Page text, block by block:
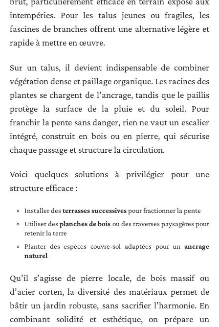
intempéries. Pour les talus jeunes ou fragiles, les
fascines de branches offrent une alternative légère et
rapide à mettre en œuvre.
Sur un talus, il devient indispensable de combiner
végétation dense et paillage organique. Les racines des
plantes se chargent de l’ancrage, tandis que le paillis
protège la surface de la pluie et du soleil. Pour
franchir la pente sans danger, rien ne vaut un escalier
intégré, construit en bois ou en pierre, qui sécurise
chaque passage et structure la circulation.
Voici quelques solutions à privilégier pour une
structure efficace :
Installer desterrasses successivespour fractionner la pente
Utiliser desplanches de bois ou des traverses paysagères pour
retenir la terre
Planter des espèces couvre-sol adaptées pour un ancrage
naturel
Qu’il s’agisse de pierre locale, de bois massif ou
d’acier corten, la diversité des matériaux permet de
bâtir un jardin robuste, sans sacrifier l’harmonie. En
combinant solidité et esthétique, on prépare un